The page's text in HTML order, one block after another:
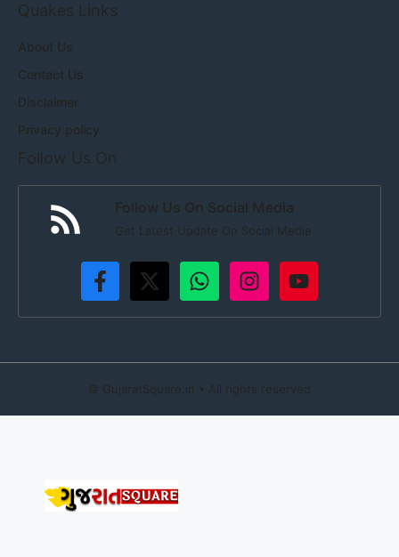
Quakes Links
About Us
Contact Us
Disclaimer
Privacy policy
Follow Us On
Follow Us On Social Media
Get Latest Update On Social Media
© GujaratSquare.in • All rights reserved